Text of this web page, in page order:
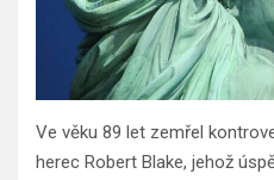
Ve věku 89 let zemřel
herec Robert Blake, jehož